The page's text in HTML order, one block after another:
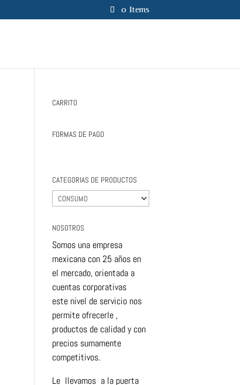
0 Items
CARRITO
FORMAS DE PAGO
CATEGORIAS DE PRODUCTOS
NOSOTROS
Somos una empresa
mexicana con 25 años en
el mercado, orientada a
cuentas corporativas
este nivel de servicio nos
permite ofrecerle ,
productos de calidad y con
precios sumamente
competitivos.
Le llevamos a la puerta